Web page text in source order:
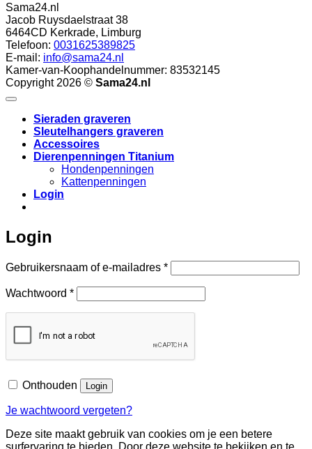
Sama24.nl
Jacob Ruysdaelstraat 38
6464CD Kerkrade, Limburg
Telefoon: 0031625389825
E-mail: info@sama24.nl
Kamer-van-Koophandelnummer: 83532145
Copyright 2026 © Sama24.nl
Sieraden graveren
Sleutelhangers graveren
Accessoires
Dierenpenningen Titanium
Hondenpenningen
Kattenpenningen
Login
Login
Gebruikersnaam of e-mailadres *Vereist
Wachtwoord *Vereist
Onthouden Login
Je wachtwoord vergeten?
Deze site maakt gebruik van cookies om je een betere
surfervaring te bieden. Door deze website te bekijken en te